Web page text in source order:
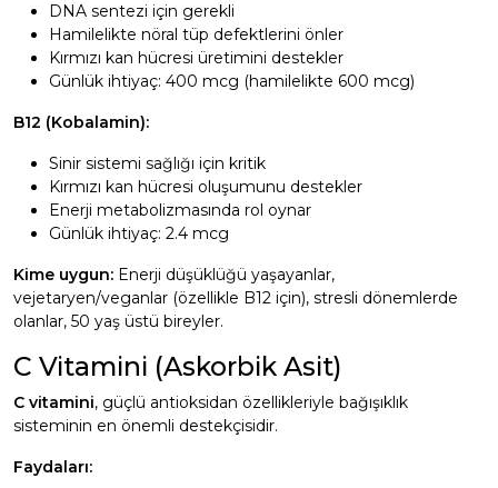
DNA sentezi için gerekli
Hamilelikte nöral tüp defektlerini önler
Kırmızı kan hücresi üretimini destekler
Günlük ihtiyaç: 400 mcg (hamilelikte 600 mcg)
B12 (Kobalamin):
Sinir sistemi sağlığı için kritik
Kırmızı kan hücresi oluşumunu destekler
Enerji metabolizmasında rol oynar
Günlük ihtiyaç: 2.4 mcg
Kime uygun: Enerji düşüklüğü yaşayanlar,
vejetaryen/veganlar (özellikle B12 için), stresli dönemlerde
olanlar, 50 yaş üstü bireyler.
C Vitamini (Askorbik Asit)
C vitamini, güçlü antioksidan özellikleriyle bağışıklık
sisteminin en önemli destekçisidir.
Faydaları: